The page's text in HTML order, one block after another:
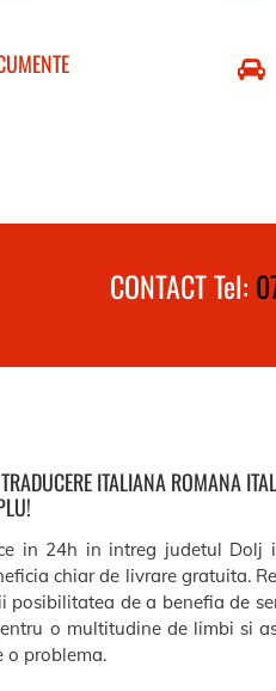
CONTACT Tel:
ITALIANA ROMANA
in 24h in intreg judetul Dolj
chiar de livrare gratuita.
posibilitatea de a benefia de
o multitudine de limbi si
o problema.